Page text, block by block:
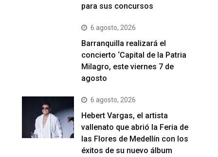
para sus concursos
6 agosto, 2026
Barranquilla realizará el
concierto ‘Capital de la Patria
Milagro, este viernes 7 de
agosto
6 agosto, 2026
Hebert Vargas, el artista
vallenato que abrió la Feria de
las Flores de Medellín con los
éxitos de su nuevo álbum